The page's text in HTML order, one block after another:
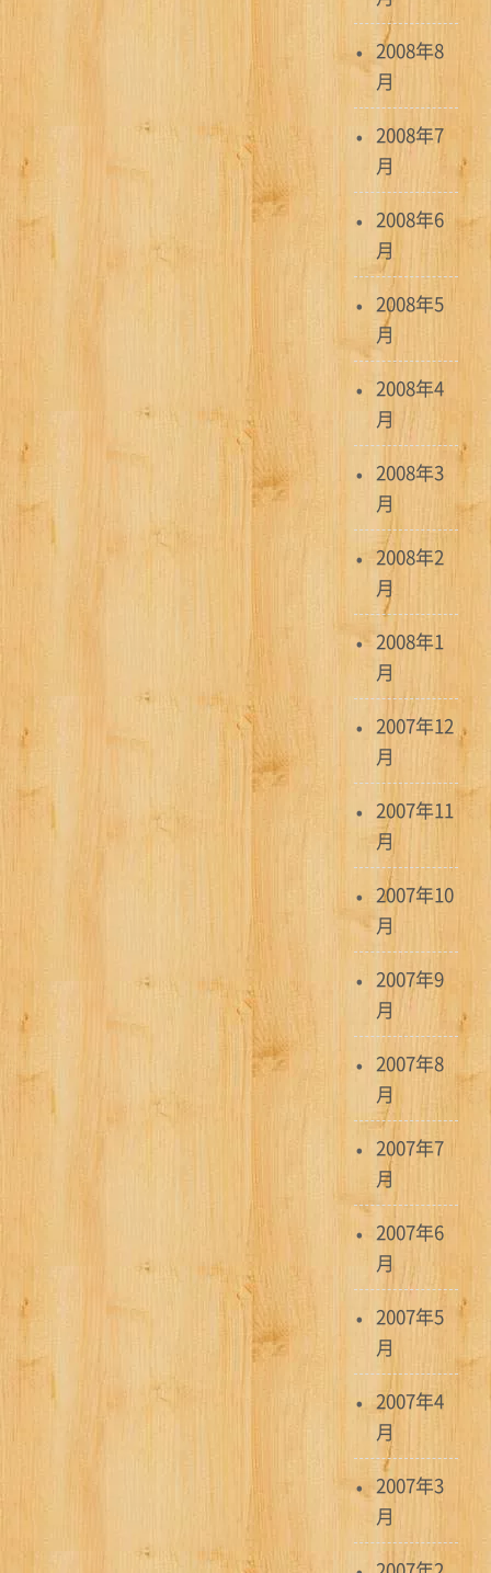
2008年8
月
2008年7
月
2008年6
月
2008年5
月
2008年4
月
2008年3
月
2008年2
月
2008年1
月
2007年12
月
2007年11
月
2007年10
月
2007年9
月
2007年8
月
2007年7
月
2007年6
月
2007年5
月
2007年4
月
2007年3
月